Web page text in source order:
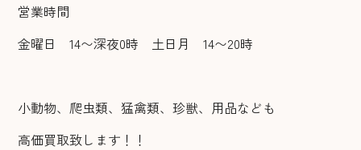
営業時間
金曜日 14〜深夜0時 土日月 14〜20時
小動物、爬虫類、猛禽類、珍獣、用品なども
高価買取致します！！